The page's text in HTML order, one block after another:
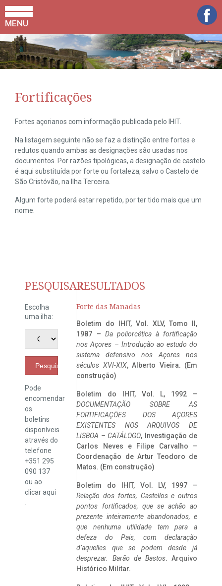
MENU
Fortificações
Fortes açorianos com informação publicada pelo IHIT.
Na listagem seguinte não se faz a distinção entre fortes e
redutos quando ambas as designações são usadas nos
documentos. Por razões tipológicas, a designação de castelo
é aqui substituída por forte ou fortaleza, salvo o Castelo de
São Cristóvão, na Ilha Terceira.
Algum forte poderá estar repetido, por ter tido mais que um
nome.
PESQUISAR
Escolha
uma ilha:
Pesquisar
Pode
encomendar
os
boletins
disponíveis
através do
telefone
+351 295
090 137
ou ao
clicaraqui
RESULTADOS
Forte das Manadas
Boletim do IHIT, Vol. XLV, Tomo II,
1987 – Da poliorcética à fortificação
nos Açores – Introdução ao estudo do
sistema defensivo nos Açores nos
séculos XVI-XIX, Alberto Vieira. (Em
construção)
Boletim do IHIT, Vol. L, 1992 –
DOCUMENTAÇÃO SOBRE AS
FORTIFICAÇÕES DOS AÇORES
EXISTENTES NOS ARQUIVOS DE
LISBOA – CATÁLOGO, Investigação de
Carlos Neves e Filipe Carvalho –
Coordenação de Artur Teodoro de
Matos. (Em construção)
Boletim do IHIT, Vol. LV, 1997 –
Relação dos fortes, Castellos e outros
pontos fortificados, que se achão ao
prezente inteiramente abandonados, e
que nenhuma utilidade tem para a
defeza do Pais, com declaração
d’aquelles que se podem desde já
desprezar. Barão de Bastos. Arquivo
Histórico Militar.